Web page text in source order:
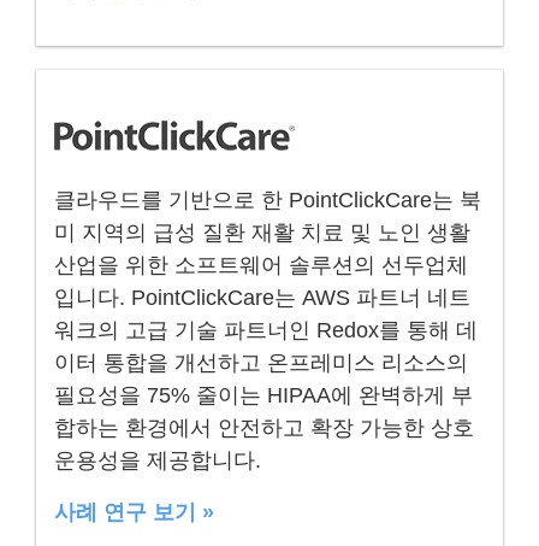
클라우드를 기반으로 한 PointClickCare는 북
미 지역의 급성 질환 재활 치료 및 노인 생활
산업을 위한 소프트웨어 솔루션의 선두업체
입니다. PointClickCare는 AWS 파트너 네트
워크의 고급 기술 파트너인 Redox를 통해 데
이터 통합을 개선하고 온프레미스 리소스의
필요성을 75% 줄이는 HIPAA에 완벽하게 부
합하는 환경에서 안전하고 확장 가능한 상호
운용성을 제공합니다.
사례 연구 보기 »